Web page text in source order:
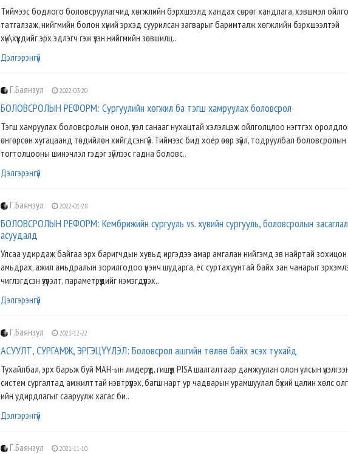
Тиймээс бодлого боловсруулагчид хөгжлийн бэрхшээлд хандах сөрөг хандлага, хэвшмэл
татгалзаж, нийгмийн болон хүний эрхэд суурилсан загварыг баримталж хөгжлийн бэрхшээлтэй
хүн\хүүхдийг эрх эдлэгч гэж үзэн нийгмийн зөвшилц..
Дэлгэрэнгүй
Г.Баянзул 2022-03-20
БОЛОВСРОЛЫН РЕФОРМ: Сургуулийн хөгжил ба тэгш хамруулах боловсрол
Тэгш хамруулах боловсролын онол, үзэл санааг нухацтай хэлэлцэж ойлголцлоо нэгтгэх
өнгөрсөн хугацаанд төдийлөн хийгдсэнгүй. Тиймээс бид хоёр өөр зүйл, тодруулбал боловсролын
тогтолцооны шинэчлэл гэдэг зүйлээс гадна боловс..
Дэлгэрэнгүй
Г.Баянзул 2022-01-28
БОЛОВСРОЛЫН РЕФОРМ: Кембрижийн сургууль vs. хувийн сургууль, боловсролын
асуудалд
Улсаа удирдаж байгаа эрх баригчдын хувьд иргэдээ амар амгалан нийгэмд эв найртай зохицон
амьдрах, ажил амьдралын зорилгодоо үнэнч шударга, ёс суртахуунтай байх зан чанарыг
чиглэгдсэн үзүүлэлт, параметрүүдийг нэмэгдүүлэх..
Дэлгэрэнгүй
Г.Баянзул 2021-12-22
АСУУЛТ, СУРГАМЖ, ЭРГЭЦҮҮЛЭЛ: Боловсрол ашгийн төлөө байх эсэх тухайд
Тухайлбал, эрх барьж буй МАН-ын лидерүүд, гишүүд PISA шалгалтаар дамжуулан олон улсын
систем сургалтад амжилттай нэвтрүүлэх, багш нарт ур чадварын урамшуулал бүхий цалин хөлс
ийн удирдлагыг сааруулж хагас би..
Дэлгэрэнгүй
Г.Баянзул 2021-11-10